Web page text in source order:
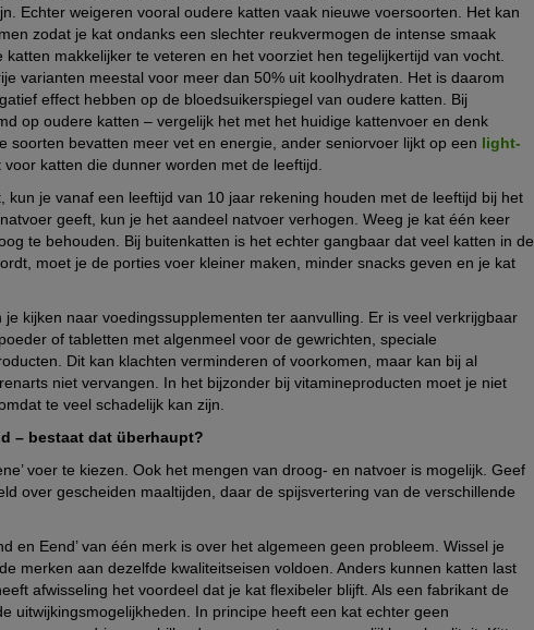
Echter weigeren vooral oudere katten vaak nieuwe voersoorten. Het kan
zodat je kat ondanks een slechter reukvermogen de intense smaak
makkelijker te veteren en het voorziet hen tegelijkertijd van vocht.
varianten meestal voor meer dan 50% uit koolhydraten. Het is daarom
effect hebben op de bloedsuikerspiegel van oudere katten. Bij
op oudere katten – vergelijk het met het huidige kattenvoer en denk
soorten bevatten meer vet en energie, ander seniorvoer lijkt op een light-
voor katten die dunner worden met de leeftijd.
kun je vanaf een leeftijd van 10 jaar rekening houden met de leeftijd bij het
geeft, kun je het aandeel natvoer verhogen. Weeg je kat één keer
te behouden. Bij buitenkatten is het echter gangbaar dat veel katten in de
moet je de porties voer kleiner maken, minder snacks geven en je kat
kijken naar voedingssupplementen ter aanvulling. Er is veel verkrijgbaar
of tabletten met algenmeel voor de gewrichten, speciale
Dit kan klachten verminderen of voorkomen, maar kan bij al
niet vervangen. In het bijzonder bij vitamineproducten moet je niet
te veel schadelijk kan zijn.
– bestaat dat überhaupt?
voer te kiezen. Ook het mengen van droog- en natvoer is mogelijk. Geef
over gescheiden maaltijden, daar de spijsvertering van de verschillende
en Eend’ van één merk is over het algemeen geen probleem. Wissel je
merken aan dezelfde kwaliteitseisen voldoen. Anders kunnen katten last
afwisseling het voordeel dat je kat flexibeler blijft. Als een fabrikant de
uitwijkingsmogelijkheden. In principe heeft een kat echter geen